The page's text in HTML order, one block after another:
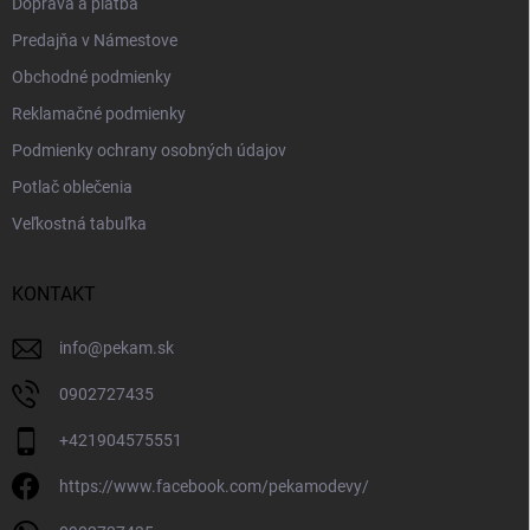
Doprava a platba
Predajňa v Námestove
Obchodné podmienky
Reklamačné podmienky
Podmienky ochrany osobných údajov
Potlač oblečenia
Veľkostná tabuľka
KONTAKT
info@pekam.sk
0902727435
+421904575551
https://www.facebook.com/pekamodevy/